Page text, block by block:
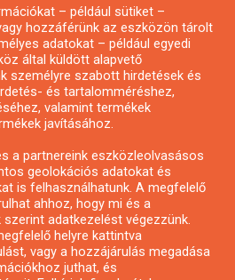
vagy hírlevél
– például sütiket –
hozzáférünk az eszközön tárolt
adatokat – például egyedi
által küldött alapvető
személyre szabott hirdetések és
és tartalomméréshez,
valamint termékek
javításához.
a partnereink eszközleolvasásos
geolokációs adatokat és
is felhasználhatunk. A megfelelő
ahhoz, hogy mi és a
adatkezelést végezzünk.
helyre kattintva
vagy a hozzájárulás megadása
juthat, és